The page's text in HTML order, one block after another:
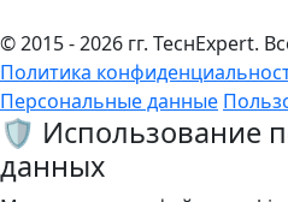
© 2015 - 2026 гг. ТеcнExpert.
Политика
Персональные данные
🛡️ Использование
данных